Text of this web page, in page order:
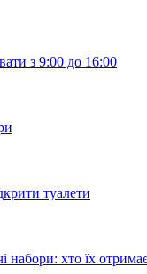
з 9:00 до 16:00
туалети
набори: хто їх